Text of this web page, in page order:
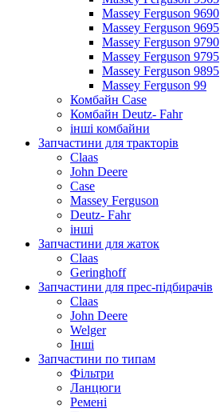
Massey Ferguson 9690
Massey Ferguson 9695
Massey Ferguson 9790
Massey Ferguson 9795
Massey Ferguson 9895
Massey Ferguson 99
Комбайн Case
Комбайн Deutz- Fahr
інші комбайни
Запчастини для тракторів
Claas
John Deere
Case
Massey Ferguson
Deutz- Fahr
інші
Запчастини для жаток
Claas
Geringhoff
Запчастини для прес-підбирачів
Claas
John Deere
Welger
Інші
Запчастини по типам
Фільтри
Ланцюги
Ремені